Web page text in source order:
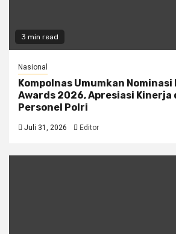
3 min read
Nasional
Kompolnas Umumkan Nominasi
Awards 2026, Apresiasi Kinerja
Personel Polri
Juli 31, 2026 Editor